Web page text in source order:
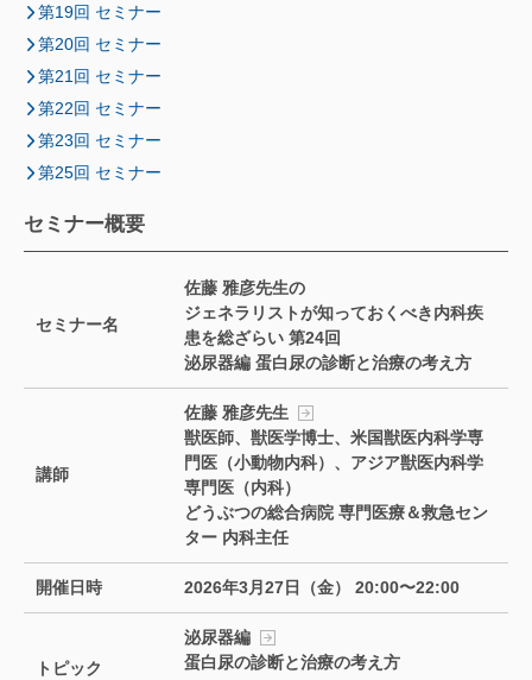
第19回 セミナー
第20回 セミナー
第21回 セミナー
第22回 セミナー
第23回 セミナー
第25回 セミナー
セミナー概要
セミナー名
佐藤 雅彦先生の
ジェネラリストが知っておくべき内科疾
患を総ざらい 第24回
泌尿器編 蛋白尿の診断と治療の考え方
講師
佐藤 雅彦先生
獣医師、獣医学博士、米国獣医内科学専
門医（小動物内科）、アジア獣医内科学
専門医（内科）
どうぶつの総合病院 専門医療＆救急セン
ター 内科主任
開催日時 2026年3月27日（金） 20:00〜22:00
トピック
泌尿器編
蛋白尿の診断と治療の考え方